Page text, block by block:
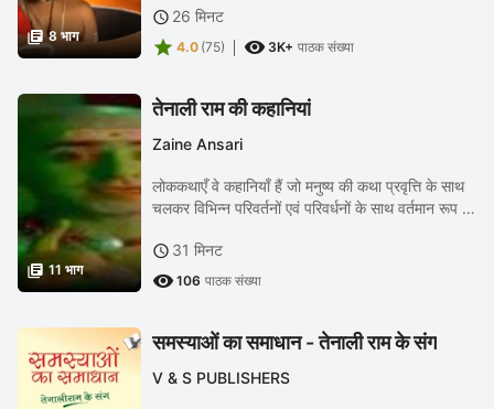
 8 भाग
 26 मिनट
 4.0 (75)  3K+ पाठक संख्या
 11 भाग
तेनाली राम की कहानियां
Zaine Ansari
लोककथाएँ वे कहानियाँ हैं जो मनुष्य की कथा प्रवृत्ति के साथ
चलकर विभिन्न परिवर्तनों एवं परिवर्धनों के साथ वर्तमान रूप में
कथानक रूढ़ियों और...
 31 मिनट
 106 पाठक संख्या
समस्याओं का समाधान - तेनाली राम के संग
V & S PUBLISHERS